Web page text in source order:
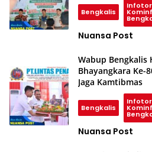
Bengkalis
Nuansa Post
Wabup Bengkalis
Bhayangkara Ke-
Jaga Kamtibmas
Bengkalis
Nuansa Post